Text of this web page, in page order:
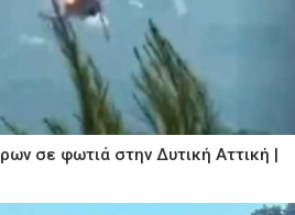
σε φωτιά στην Δυτική Αττική |